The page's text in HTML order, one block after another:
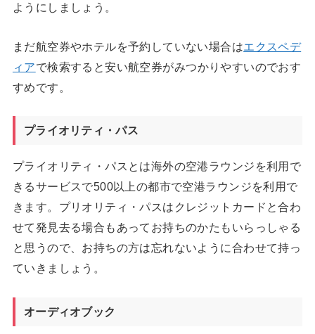
ようにしましょう。
まだ航空券やホテルを予約していない場合はエクスペデ
ィアで検索すると安い航空券がみつかりやすいのでおす
すめです。
プライオリティ・パス
プライオリティ・パスとは海外の空港ラウンジを利用で
きるサービスで500以上の都市で空港ラウンジを利用で
きます。プリオリティ・パスはクレジットカードと合わ
せて発見去る場合もあってお持ちのかたもいらっしゃる
と思うので、お持ちの方は忘れないように合わせて持っ
ていきましょう。
オーディオブック